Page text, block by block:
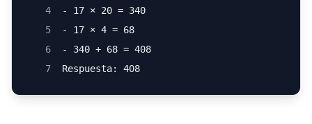
4
- 17 × 20 = 340
5
- 17 × 4 = 68
6
- 340 + 68 = 408
7
Respuesta: 408